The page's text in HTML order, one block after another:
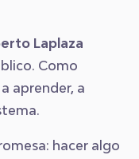
Laplaza
Como
aprender, a
hacer algo